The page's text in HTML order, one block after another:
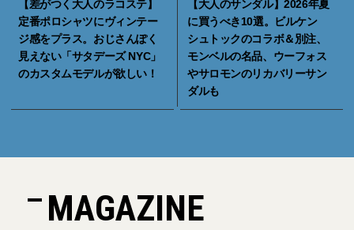
【差がつく大人のラコステ】
定番ポロシャツにヴィンテー
ジ感をプラス。おじさんぽく
見えない「サタデーズ NYC」
のカスタムモデルが欲しい！
【大人のサンダル】2026年夏
に買うべき10選。ビルケン
シュトックのコラボ＆別注、
モンベルの名品、ウーフォス
やサロモンのリカバリーサン
ダルも
MAGAZINE